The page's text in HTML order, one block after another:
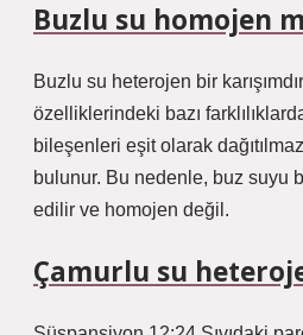
Buzlu su homojen
Buzlu su heterojen bir
özelliklerindeki bazı
bileşenleri eşit olarak
bulunur. Bu nedenle, buz suyu
edilir ve homojen değil.
Çamurlu su